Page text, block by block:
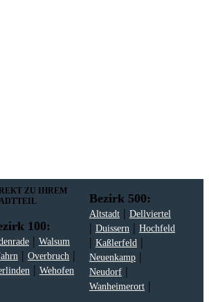
ZU IHREM
100:
| Walsum
| Overbruch|
| Wehofen
Bezirk 500:
Altstadt| Dellviertel
| Duissern| Hochfeld
| Kaßlerfeld|
Neuenkamp|
Neudorf|
Wanheimerort|